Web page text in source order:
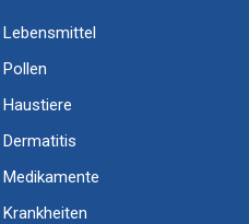
Lebensmittel
Pollen
Haustiere
Dermatitis
Medikamente
Krankheiten